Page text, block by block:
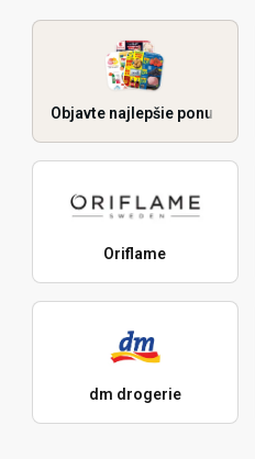
Objavte najlepšie ponuky
Oriflame
dm drogerie